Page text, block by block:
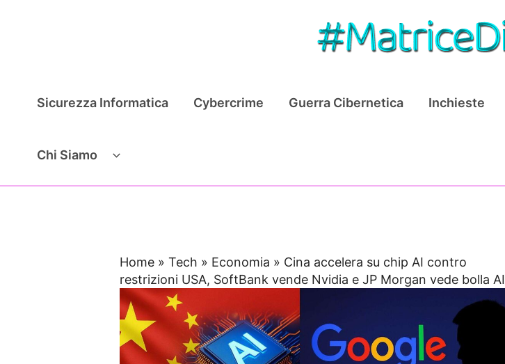
Sicurezza Informatica Cybercrime Guerra Cibernetica Inchieste
Chi Siamo
Home »Tech » Economia » Cina accelera su chip AI contro
restrizioni USA, SoftBank vende Nvidia e JP Morgan vede bolla AI